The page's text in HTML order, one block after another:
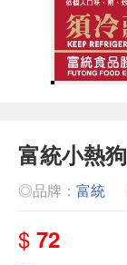
富統小熱狗
◎品牌： 富統
$ 72